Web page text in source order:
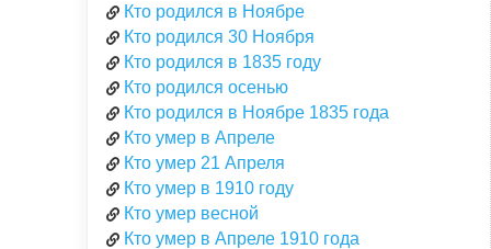
Кто родился в Ноябре
Кто родился 30 Ноября
Кто родился в 1835 году
Кто родился осенью
Кто родился в Ноябре 1835 года
Кто умер в Апреле
Кто умер 21 Апреля
Кто умер в 1910 году
Кто умер весной
Кто умер в Апреле 1910 года